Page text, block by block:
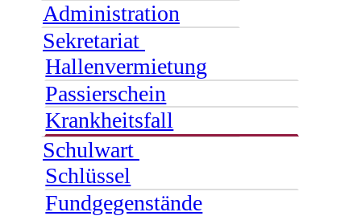
Administration
Sekretariat
Hallenvermietung
Passierschein
Krankheitsfall
Schulwart
Schlüssel
Fundgegenstände